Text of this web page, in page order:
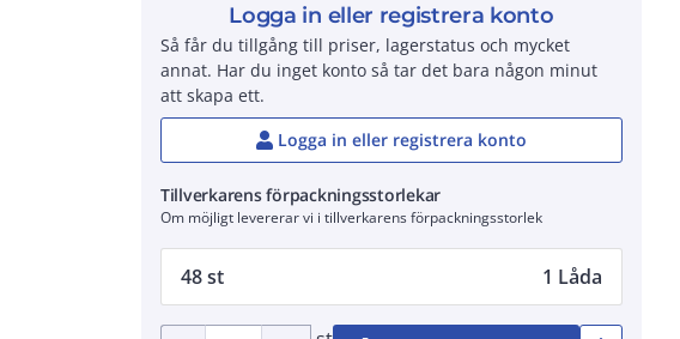
Logga in eller registrera konto
Så får du tillgång till priser, lagerstatus och mycket
annat. Har du inget konto så tar det bara någon minut
att skapa ett.
Logga in eller registrera konto
Tillverkarens förpackningsstorlekar
Om möjligt levererar vi i tillverkarens förpackningsstorlek
48 st 1 Låda